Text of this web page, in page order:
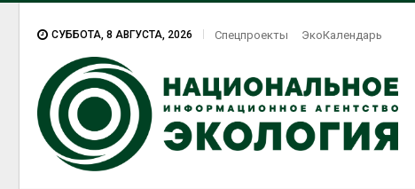
СУББОТА, 8 АВГУСТА, 2026 Спецпроекты ЭкоКалендарь